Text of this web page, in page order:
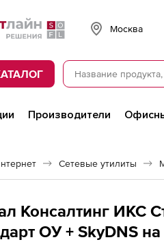
Москва
Производители
Сетевые утилиты
Консалтинг ИКС
ОУ + SkyDNS